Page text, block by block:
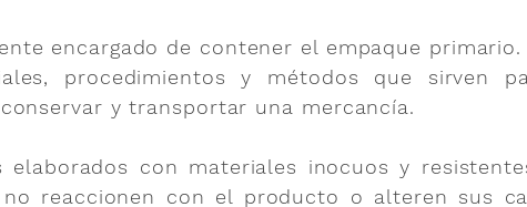
encargado de contener el empaque primario.
procedimientos y métodos que sirven
y transportar una mercancía.
elaborados con materiales inocuos y
reaccionen con el producto o alteren sus